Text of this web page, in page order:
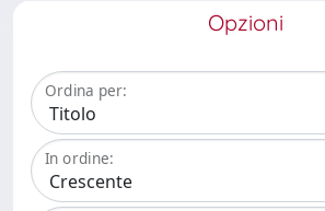
Opzioni
Ordina per:
In ordine: